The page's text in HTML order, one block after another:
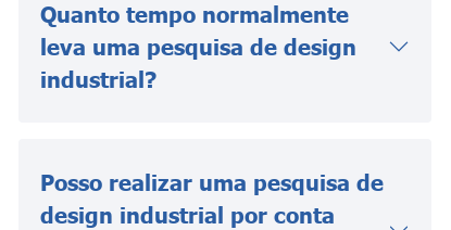
Quanto tempo normalmente
leva uma pesquisa de design
industrial?
Posso realizar uma pesquisa de
design industrial por conta